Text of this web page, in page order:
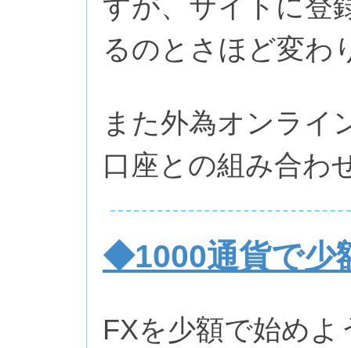
すが、サイトに登
るのとさほど変わ
また外為オンライ
口座との組み合わ
◆1000通貨で少
FXを少額で始め